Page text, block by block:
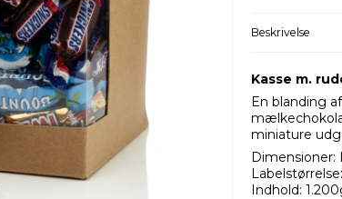
Beskrivelse
Kasse m.
En blanding
miniature
Dimensioner:
Indhold: